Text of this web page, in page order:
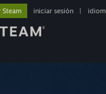
Steam iniciar sesión